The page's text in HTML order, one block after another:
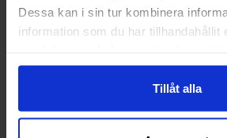
Dessa kan i sin tur kombinera
information som du har tillhandahållit
Tillåt alla